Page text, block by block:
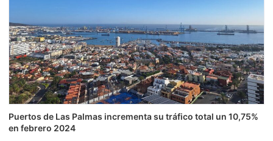
Puertos de Las Palmas incrementa su tráfico total un 10,75%
en febrero 2024